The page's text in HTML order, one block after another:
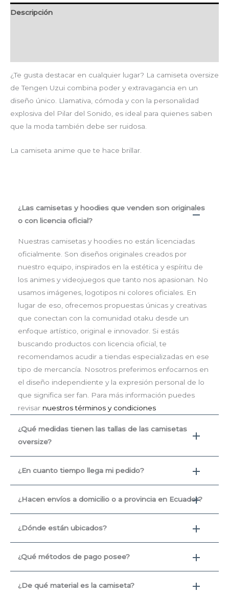
Descripción
¿Te gusta destacar en cualquier lugar? La camiseta oversize
de Tengen Uzui combina poder y extravagancia en un
diseño único. Llamativa, cómoda y con la personalidad
explosiva del Pilar del Sonido, es ideal para quienes saben
que la moda también debe ser ruidosa.
La camiseta anime que te hace brillar.
¿Las camisetas y hoodies que venden son originales
o con licencia oficial?
Nuestras camisetas y hoodies no están licenciadas
oficialmente. Son diseños originales creados por
nuestro equipo, inspirados en la estética y espíritu de
los animes y videojuegos que tanto nos apasionan. No
usamos imágenes, logotipos ni colores oficiales. En
lugar de eso, ofrecemos propuestas únicas y creativas
que conectan con la comunidad otaku desde un
enfoque artístico, original e innovador. Si estás
buscando productos con licencia oficial, te
recomendamos acudir a tiendas especializadas en ese
tipo de mercancía. Nosotros preferimos enfocarnos en
el diseño independiente y la expresión personal de lo
que significa ser fan. Para más información puedes
revisar nuestros términos y condiciones
¿Qué medidas tienen las tallas de las camisetas
oversize?
¿En cuanto tiempo llega mi pedido?
¿Hacen envíos a domicilio o a provincia en Ecuador?
¿Dónde están ubicados?
¿Qué métodos de pago posee?
¿De qué material es la camiseta?